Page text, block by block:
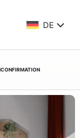
DE
CONFIRMATION